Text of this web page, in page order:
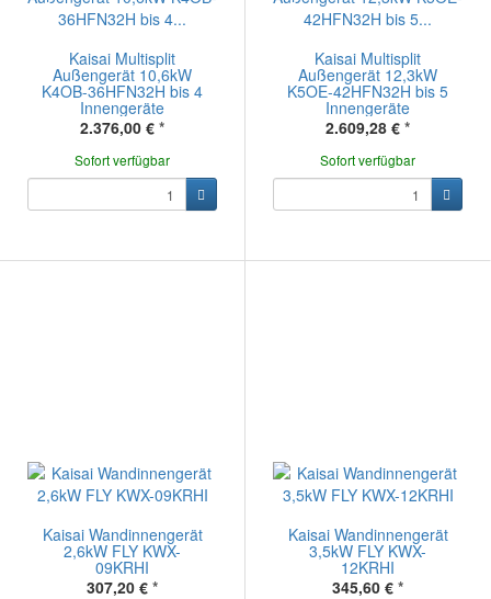
Kaisai Multisplit
Außengerät 10,6kW
K4OB-36HFN32H bis 4
Innengeräte
2.376,00 € *
Sofort verfügbar
Kaisai Multisplit
Außengerät 12,3kW
K5OE-42HFN32H bis 5
Innengeräte
2.609,28 € *
Sofort verfügbar
Kaisai Wandinnengerät
2,6kW FLY KWX-
09KRHI
307,20 € *
Kaisai Wandinnengerät
3,5kW FLY KWX-
12KRHI
345,60 € *